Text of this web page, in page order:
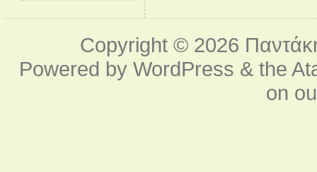
Copyright © 2026
Powered byWordPress & the
on